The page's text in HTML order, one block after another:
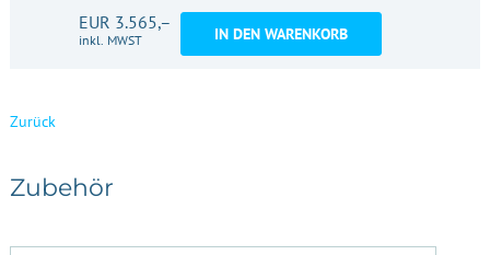
EUR 3.565,–
inkl. MWST IN DEN WARENKORB
Zurück
Zubehör